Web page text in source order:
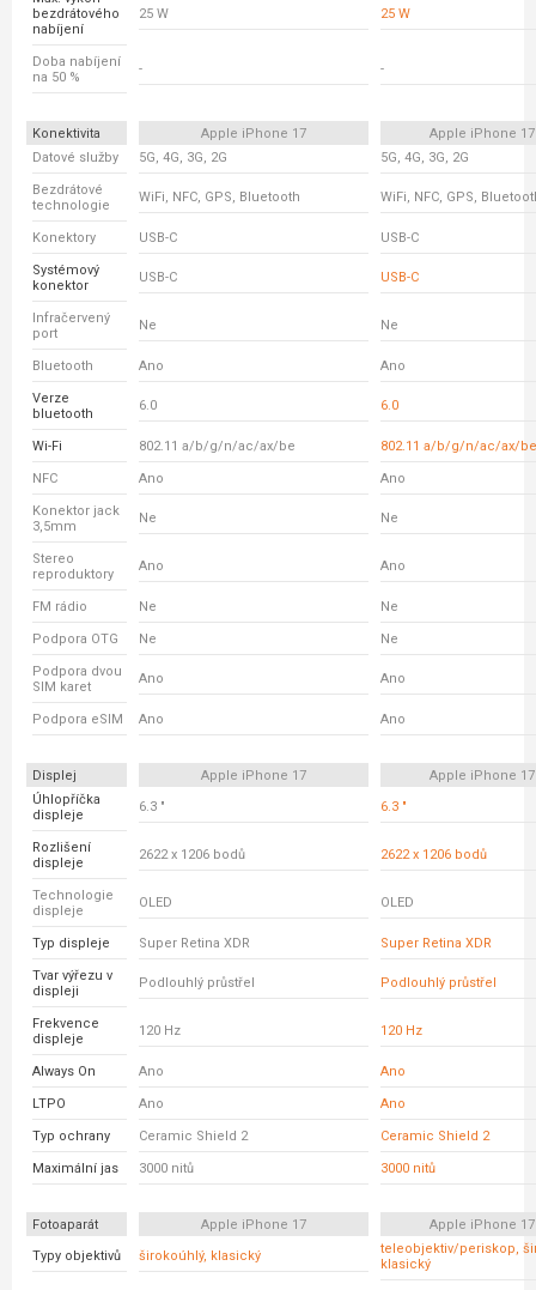
bezdrátového
nabíjení
25 W 25 W
Doba nabíjení
na 50 %
- -
Konektivita Apple iPhone 17
Apple iPhone
Datové služby
5G, 4G, 3G, 2G 5G, 4G, 3G, 2G
Bezdrátové
technologie
WiFi, NFC, GPS, Bluetooth WiFi, NFC, GPS,
Konektory USB-C USB-C
Systémový
konektor
USB-C USB-C
Infračervený
port
Ne Ne
Bluetooth Ano Ano
Verze
bluetooth
6.0 6.0
Wi-Fi 802.11 a/b/g/n/ac/ax/be 802.11 a/b/g/n/ac/ax/be
NFC Ano Ano
Konektor jack
3,5mm
Ne Ne
Stereo
reproduktory
Ano Ano
FM rádio Ne Ne
Podpora OTG Ne Ne
Podpora dvou
SIM karet
Ano Ano
Podpora eSIM Ano Ano
Displej Apple iPhone 17
Apple iPhone
Úhlopříčka
displeje
6.3 " 6.3 "
Rozlišení
displeje
2622 x 1206 bodů 2622 x 1206 bodů
Technologie
displeje
OLED OLED
Typ displeje Super Retina XDR Super Retina XDR
Tvar výřezu v
displeji
Podlouhlý průstřel Podlouhlý průstřel
Frekvence
displeje
120 Hz 120 Hz
Always On Ano Ano
LTPO Ano Ano
Typ ochrany Ceramic Shield 2 Ceramic Shield 2
Maximální jas 3000 nitů 3000 nitů
Fotoaparát Apple iPhone 17
Apple iPhone
Typy objektivů
širokoúhlý, klasický
teleobjektiv/periskop,
klasický